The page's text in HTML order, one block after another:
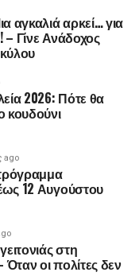
αγκαλιά αρκεί… για
– Γίνε Ανάδοχος
2026: Πότε θα
κουδούνι
ago
12 Αυγούστου
στη
Όταν οι πολίτες δεν